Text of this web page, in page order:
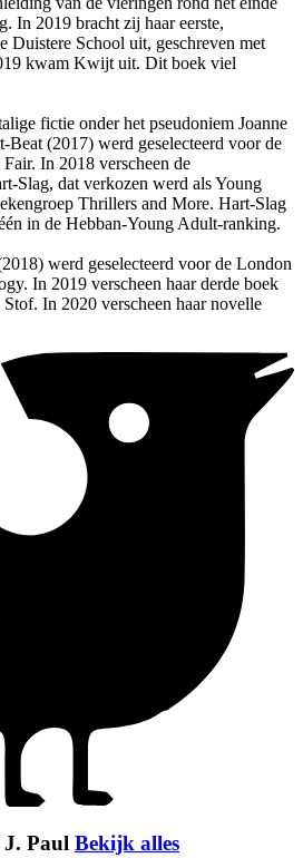
In 2019 bracht zij haar eerste,
Duistere School uit, geschreven met
kwam Kwijt uit. Dit boek viel
fictie onder het pseudoniem Joanne
Beat (2017) werd geselecteerd voor de
In 2018 verscheen de
Slag, dat verkozen werd als Young
Thrillers and More. Hart-Slag
in de Hebban-Young Adult-ranking.
werd geselecteerd voor de London
In 2019 verscheen haar derde boek
In 2020 verscheen haar novelle
Paul Bekijk alles